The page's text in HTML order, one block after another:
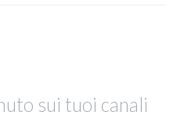
sui tuoi canali